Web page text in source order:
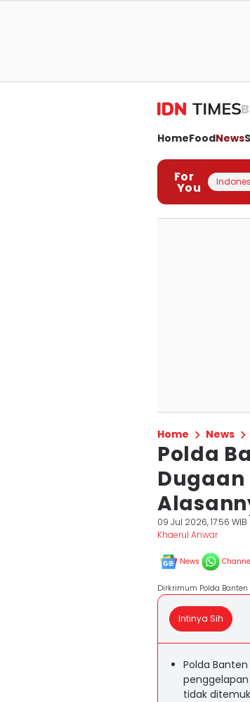
HomeFoodNews
For
You
Home News
Polda
Dugaan
09 Jul 2026, 17:56 WIB
Khaerul Anwar
News
Dirkrimum Polda
Intinya Sih
Polda
penggelapan
tidak